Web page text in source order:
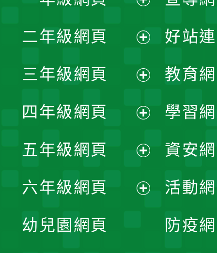
開
選
單
二年級網頁
開
選
單
三年級網頁
開
選
單
四年級網頁
開
選
五年級網頁
開
六年級網頁
幼兒園網頁
好站
教育
學習
資安
活動
防疫